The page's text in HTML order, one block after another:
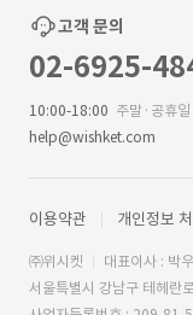
고객 문의
02-6925-
10:00-18:00 주말·공휴일
help@wishket.com
이용약관 개인정보
㈜위시켓
대표이사 : 박
서울특별시 강남구 테헤란